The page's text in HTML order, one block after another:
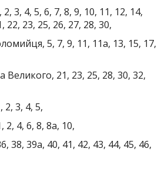
2, 3, 4, 5, 6, 7, 8, 9, 10, 11, 12, 14,
22, 23, 25, 26, 27, 28, 30,
5, 7, 9, 11, 11а, 13, 15, 17,
21, 23, 25, 28, 30, 32,
2, 3, 4, 5,
2, 4, 6, 8, 8а, 10,
38, 39а, 40, 41, 42, 43, 44, 45, 46,